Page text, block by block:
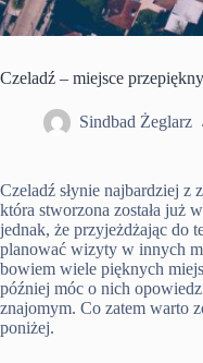
Czeladź – miejsce
Sindbad Żeglarz
Czeladź słynie najbardziej z
która stworzona została już
jednak, że przyjeżdżając do
planować wizyty w innych
bowiem wiele pięknych
później móc o nich
znajomym. Co zatem warto
poniżej.